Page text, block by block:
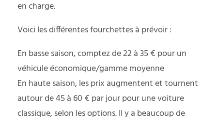
en charge.
Voici les différentes fourchettes à prévoir :
En basse saison, comptez de 22 à 35 € pour un
véhicule économique/gamme moyenne
En haute saison, les prix augmentent et tournent
autour de 45 à 60 € par jour pour une voiture
classique, selon les options. Il y a beaucoup de